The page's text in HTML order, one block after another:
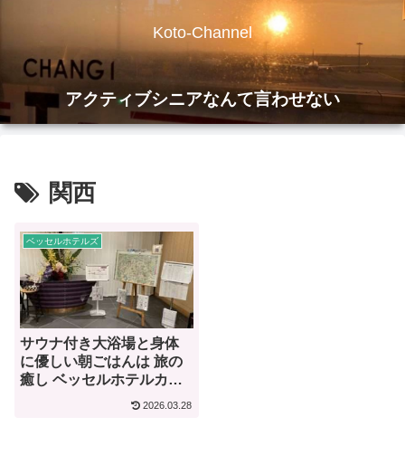
Koto-Channel
アクティブシニアなんて言わせない
関西
ベッセルホテルズ
サウナ付き大浴場と身体
に優しい朝ごはんは 旅の
癒し ベッセルホテルカン
パーナ京都五条【宿泊
2026.03.28